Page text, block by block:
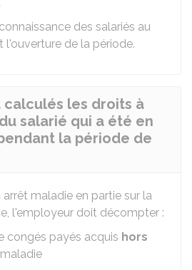
des salariés au
l'ouverture de la période.
calculés les droits à
salarié qui a été en
la période de
arrêt maladie en partie sur la
l'employeur doit décompter :
congés payés acquis hors